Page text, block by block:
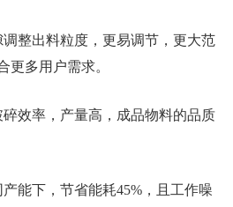
整出料粒度，更易调节，更大范
更多用户需求。
效率，产量高，成品物料的品质
能下，节省能耗45%，且工作噪